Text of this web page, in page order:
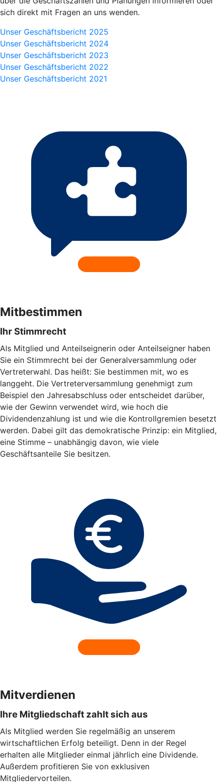
sich direkt mit Fragen an uns wenden.
Unser Geschäftsbericht 2025
Unser Geschäftsbericht 2024
Unser Geschäftsbericht 2023
Unser Geschäftsbericht 2022
Unser Geschäftsbericht 2021
Mitbestimmen
Ihr Stimmrecht
Als Mitglied und Anteilseignerin oder Anteilseigner haben
Sie ein Stimmrecht bei der Generalversammlung oder
Vertreterwahl. Das heißt: Sie bestimmen mit, wo es
langgeht. Die Vertreterversammlung genehmigt zum
Beispiel den Jahresabschluss oder entscheidet darüber,
wie der Gewinn verwendet wird, wie hoch die
Dividendenzahlung ist und wie die Kontrollgremien besetzt
werden. Dabei gilt das demokratische Prinzip: ein Mitglied,
eine Stimme – unabhängig davon, wie viele
Geschäftsanteile Sie besitzen.
Mitverdienen
Ihre Mitgliedschaft zahlt sich aus
Als Mitglied werden Sie regelmäßig an unserem
wirtschaftlichen Erfolg beteiligt. Denn in der Regel
erhalten alle Mitglieder einmal jährlich eine Dividende.
Außerdem profitieren Sie von exklusiven
Mitgliedervorteilen.